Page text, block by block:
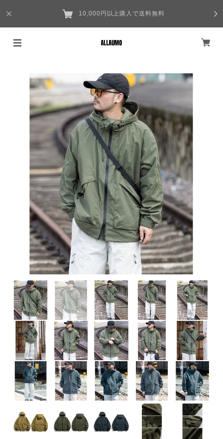
10,000円以上購入で送料無料